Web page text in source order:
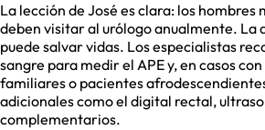
La lección de José es clara: los hombres
deben visitar al urólogo anualmente. La
puede salvar vidas. Los especialistas
sangre para medir el APE y, en casos
familiares o pacientes
adicionales como el digital rectal,
complementarios.